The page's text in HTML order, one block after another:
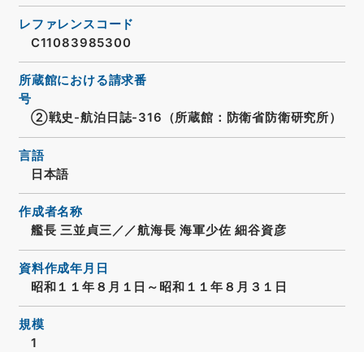
レファレンスコード
C11083985300
所蔵館における請求番
号
②戦史-航泊日誌-316（所蔵館：防衛省防衛研究所）
言語
日本語
作成者名称
艦長 三並貞三／／航海長 海軍少佐 細谷資彦
資料作成年月日
昭和１１年８月１日～昭和１１年８月３１日
規模
1